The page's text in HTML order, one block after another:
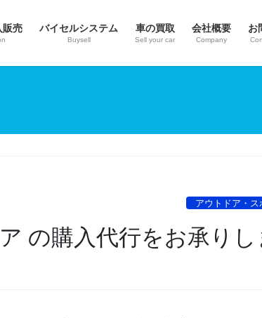
販売 バイセルシステム
Buysell
車の買取
Sell your car
会社概要
Company
お
アウトドア・ス
の購入代行をお承りし